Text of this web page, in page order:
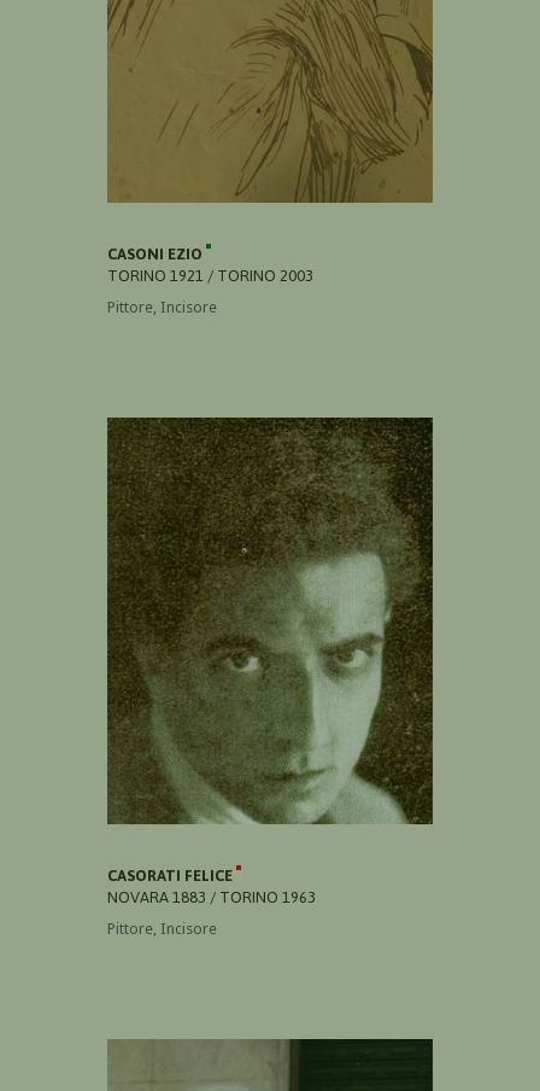
CASONI EZIO
TORINO 1921 / TORINO 2003
Pittore, Incisore
CASORATI FELICE
NOVARA 1883 / TORINO 1963
Pittore, Incisore